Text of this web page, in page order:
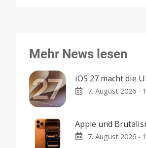
Mehr News lesen
iOS 27 macht die
7. August 2026 -
Apple und
7. August 2026 -